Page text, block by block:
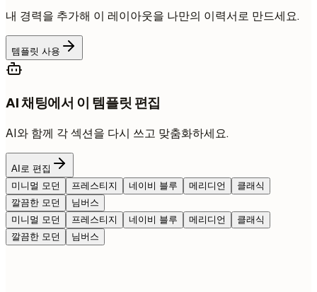
내 경력을 추가해 이 레이아웃을 나만의 이력서로 만드세요.
템플릿 사용
AI 채팅에서 이 템플릿 편집
AI와 함께 각 섹션을 다시 쓰고 맞춤화하세요.
AI로 편집
미니멀 모던
프레스티지 네이비 블루 메리디언
클래식
깔끔한 모던
님버스
미니멀 모던
프레스티지 네이비 블루 메리디언
클래식
깔끔한 모던
님버스